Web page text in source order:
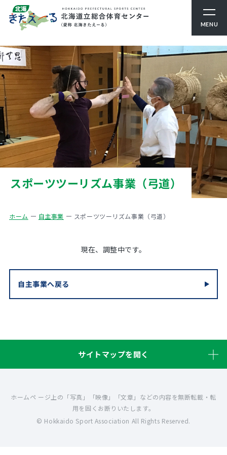
MENU
スポーツツーリズム事業（弓道）
ホーム 自主事業 スポーツツーリズム事業（弓道）
現在、調整中です。
自主事業へ戻る
サイトマップを開く
ホームペ ージ上の「写真」「映像」「文章」などの内容を無断転載・転
用を固くお断りいたします。
© Hokkaido Sport Association All Rights Reserved.